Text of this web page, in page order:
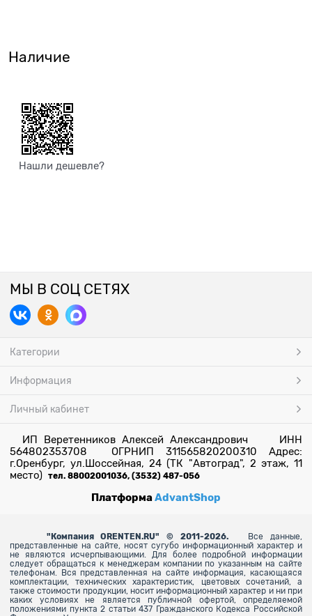
Наличие
Нашли дешевле?
МЫ В СОЦ СЕТЯХ
Категории
Информация
Личный кабинет
ИП Веретенников Алексей Александрович ИНН
564802353708 ОГРНИП 311565820200310 Адрес:
г.Оренбург, ул.Шоссейная, 24 (ТК "Автоград", 2 этаж, 11
место) тел. 88002001036, (3532) 487-056
ПлатформаAdvantShop
" Компания ORENTEN.RU" © 2011-2026.
Все данные,
представленные на сайте, носят сугубо информационный характер и
не являются исчерпывающими. Для более подробной информации
следует обращаться к менеджерам компании по указанным на сайте
телефонам. Вся представленная на сайте информация, касающаяся
комплектации, технических характеристик, цветовых сочетаний, а
также стоимости продукции, носит информационный характер и ни при
каких условиях не является публичной офертой, определяемой
положениями пункта 2 статьи 437 Гражданского Кодекса Российской